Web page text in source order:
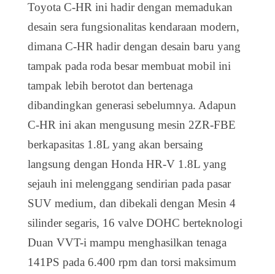
Toyota C-HR ini hadir dengan memadukan
desain sera fungsionalitas kendaraan modern,
dimana C-HR hadir dengan desain baru yang
tampak pada roda besar membuat mobil ini
tampak lebih berotot dan bertenaga
dibandingkan generasi sebelumnya. Adapun
C-HR ini akan mengusung mesin 2ZR-FBE
berkapasitas 1.8L yang akan bersaing
langsung dengan Honda HR-V 1.8L yang
sejauh ini melenggang sendirian pada pasar
SUV medium, dan dibekali dengan Mesin 4
silinder segaris, 16 valve DOHC berteknologi
Duan VVT-i mampu menghasilkan tenaga
141PS pada 6.400 rpm dan torsi maksimum